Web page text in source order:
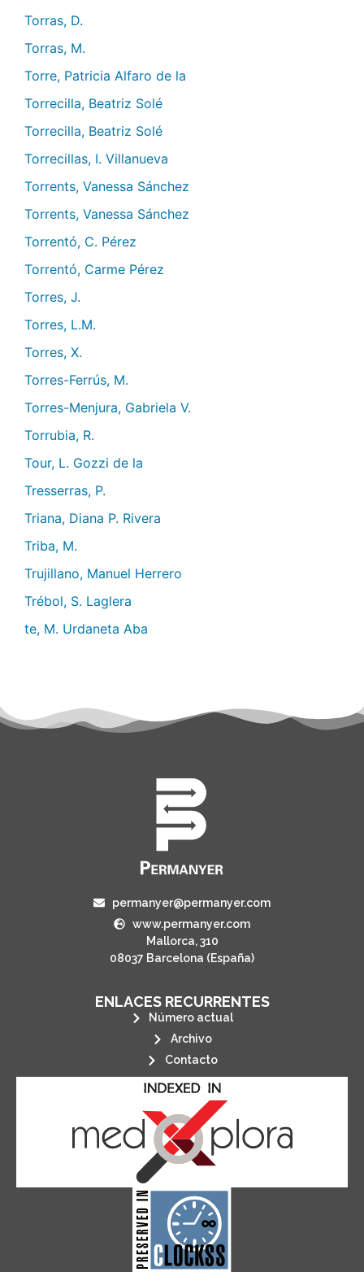
Torras, D.
Torras, M.
Torre, Patricia Alfaro de la
Torrecilla, Beatriz Solé
Torrecilla, Beatriz Solé
Torrecillas, I. Villanueva
Torrents, Vanessa Sánchez
Torrents, Vanessa Sánchez
Torrentó, C. Pérez
Torrentó, Carme Pérez
Torres, J.
Torres, L.M.
Torres, X.
Torres-Ferrús, M.
Torres-Menjura, Gabriela V.
Torrubia, R.
Tour, L. Gozzi de la
Tresserras, P.
Triana, Diana P. Rivera
Triba, M.
Trujillano, Manuel Herrero
Trébol, S. Laglera
te, M. Urdaneta Aba
permanyer@permanyer.com
www.permanyer.com
Mallorca, 310
08037 Barcelona (España)
ENLACES RECURRENTES
Número actual
Archivo
Contacto
CLOCKSS is a dak archive that
ensures the long-term survival
of web-based scholary
publications, governed by and for
its stakeholders.